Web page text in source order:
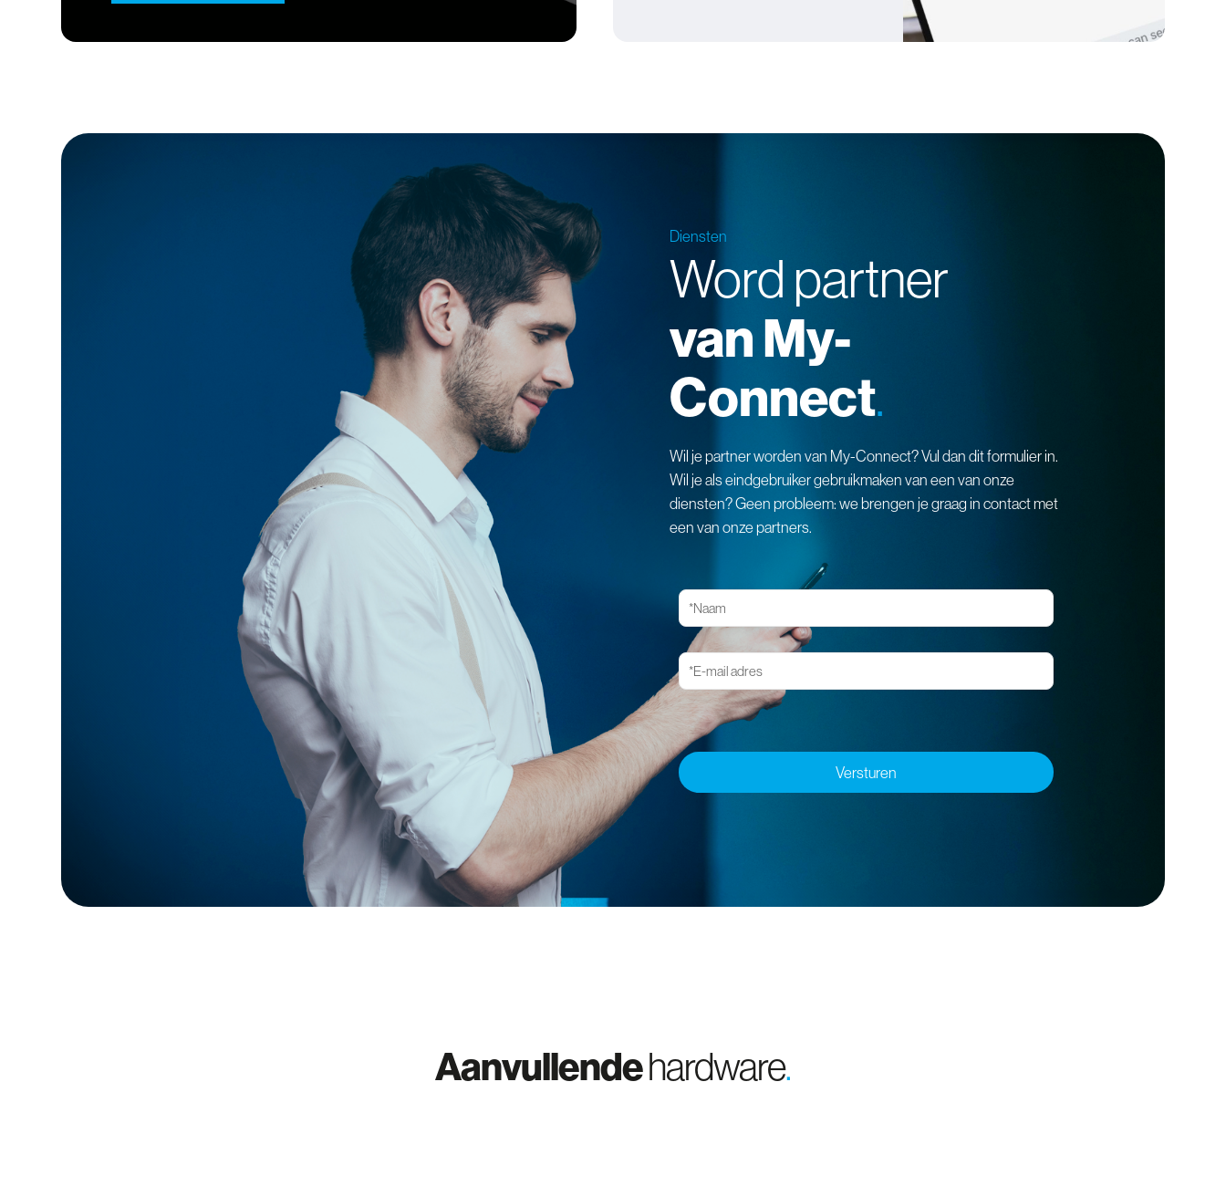
Diensten
Word partner
van My-
Connect.
Wil je partner worden van My-Connect? Vul dan dit formulier in.
Wil je als eindgebruiker gebruikmaken van een van onze
diensten? Geen probleem: we brengen je graag in contact met
een van onze partners.
Aanvullendehardware.